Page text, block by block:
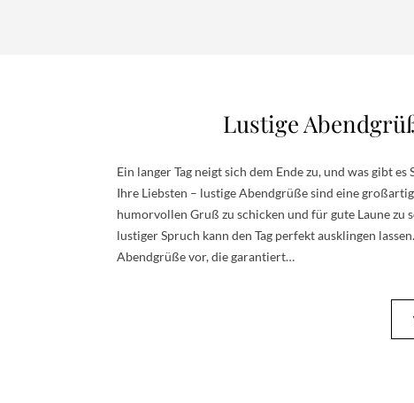
Lustige
Ein langer Tag neigt sich dem Ende zu, und was gibt
Ihre Liebsten – lustige Abendgrüße sind eine
humorvollen Gruß zu schicken und für gute Laune zu
lustiger Spruch kann den Tag perfekt ausklingen
Abendgrüße vor, die garantiert…